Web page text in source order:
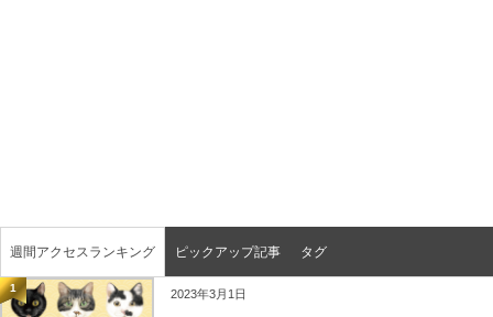
週間アクセスランキング ピックアップ記事 タグ
1 2023年3月1日